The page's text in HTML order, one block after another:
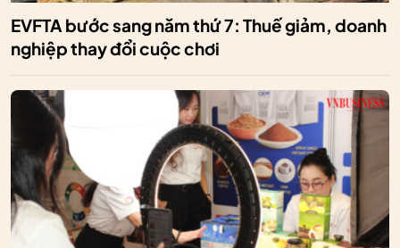
EVFTA bước sang năm thứ 7: Thuế giảm, doanh
nghiệp thay đổi cuộc chơi